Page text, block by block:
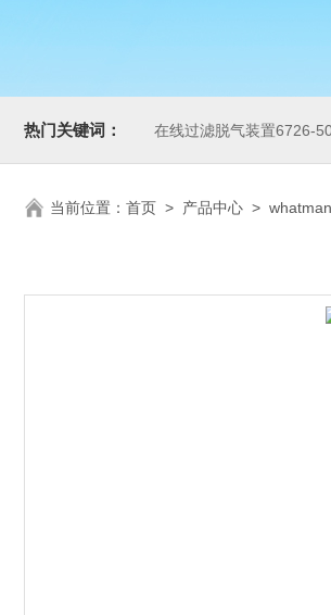
热门关键词： 在线过滤脱气装置6726-
当前位置： 首页 > 产品中心 >